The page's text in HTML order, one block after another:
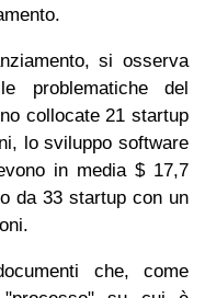
si osserva
problematiche del
collocate 21 startup
lo sviluppo software
in media $ 17,7
da 33 startup con un
che, come